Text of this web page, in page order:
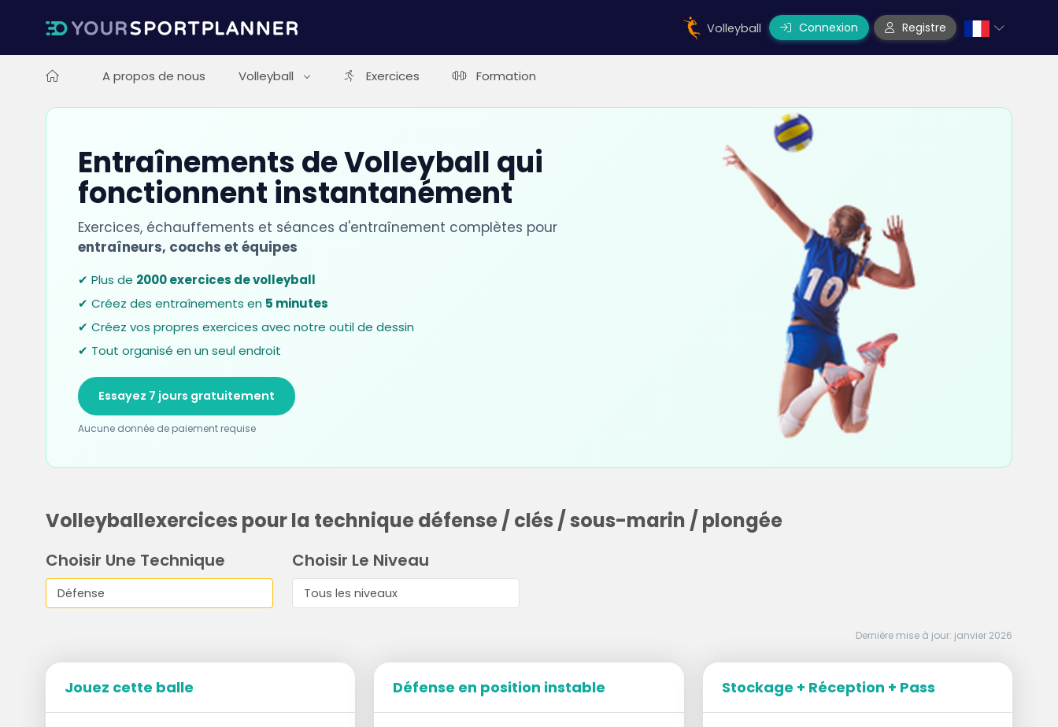
Volleyball Connexion Registre
A propos de nous Volleyball Exercices Formation
Entraînements de Volleyball qui
fonctionnent instantanément
Exercices, échauffements et séances d'entraînement complètes pour
entraîneurs, coachs et équipes
✔ Plus de 2000 exercices de volleyball
✔ Créez des entraînements en 5 minutes
✔ Créez vos propres exercices avec notre outil de dessin
✔ Tout organisé en un seul endroit
Essayez 7 jours gratuitement
Aucune donnée de paiement requise
Volleyballexercices pour la technique défense / clés / sous-marin / plongée
Choisir Une Technique Choisir Le Niveau
Dernière mise à jour: janvier 2026
Jouez cette balle Défense en position instable Stockage + Réception + Pass